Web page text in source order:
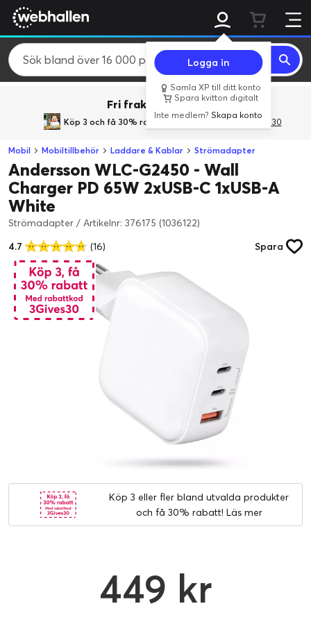
Logga in
Samla XP till ditt konto
Spara kvitton digitalt
Inte medlem?Skapa konto
Fri frakt över 800 kr.
Köp 3 och få 30% rabatt med rabattkoden 3Gives30
Mobil Mobiltillbehör Laddare & Kablar Strömadapter
Andersson WLC-G2450 - Wall
Charger PD 65W 2xUSB-C 1xUSB-A
White
Strömadapter / Artikelnr: 376175 (1036122)
4.7
(16) Spara
Köp 3 eller fler bland utvalda produkter
och få 30% rabatt! Läs mer
449 kr